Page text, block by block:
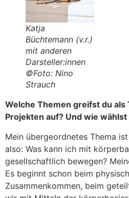
Katja
Büchtemann (v.r.)
mit anderen
Darsteller:innen
©Foto: Nino
Strauch
Welche Themen greifst du als
Projekten auf? Und wie
Mein übergeordnetes Thema
also: Was kann ich mit
gesellschaftlich bewegen?
Es beginnt schon beim
Zusammenkommen, beim